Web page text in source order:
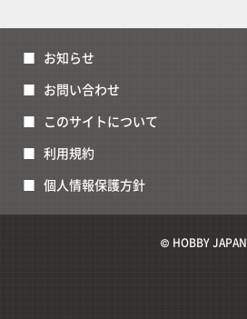
お知らせ
お問い合わせ
このサイトについて
利用規約
個人情報保護方針
© HOBBY JAPAN